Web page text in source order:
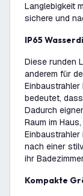
Langlebigkeit
sichere und
IP65
Diese runden
anderem für
bedeutet,
Dadurch
Raum im
nach einer
ihr
Kompakte